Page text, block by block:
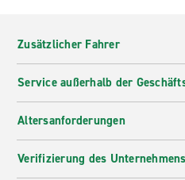
Zusätzlicher Fahrer
Service außerhalb der
Altersanforderungen
Verifizierung des